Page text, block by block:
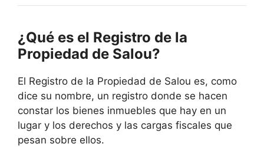
¿Qué es el Registro de la
Propiedad de Salou?
El Registro de la Propiedad de Salou es, como
dice su nombre, un registro donde se hacen
constar los bienes inmuebles que hay en un
lugar y los derechos y las cargas fiscales que
pesan sobre ellos.